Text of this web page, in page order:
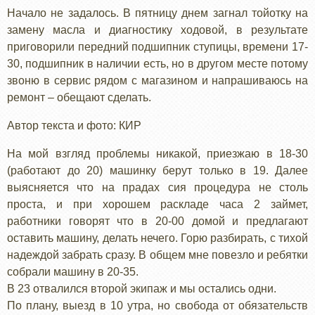
Начало не задалось. В пятницу днем загнал тойотку на
замену масла и диагностику ходовой, в результате
приговорили передний подшипник ступицы, времени 17-
30, подшипник в наличии есть, но в другом месте потому
звоню в сервис рядом с магазином и напрашиваюсь на
ремонт – обещают сделать.
Автор текста и фото: КИР
На мой взгляд проблемы никакой, приезжаю в 18-30
(работают до 20) машинку берут только в 19. Далее
выясняется что на прадах сия процедура не столь
проста, и при хорошем раскладе часа 2 займет,
работники говорят что в 20-00 домой и предлагают
оставить машину, делать нечего. Горю разбирать, с тихой
надеждой забрать сразу. В общем мне повезло и ребятки
собрали машину в 20-35.
В 23 отвалился второй экипаж и мы остались одни.
По плану, выезд в 10 утра, но свобода от обязательств